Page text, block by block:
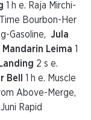
1 h e. Raja Mirchi-
Bourbon-Her
Gasoline, Jula
Mandarin Leima 1
2 s e.
Bell 1 h e. Muscle
Above-Merge,
Rapid